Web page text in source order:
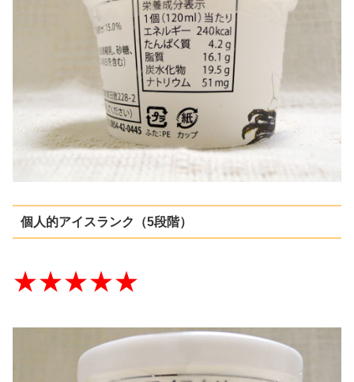
個人的アイスランク（5段階）
★★★★★